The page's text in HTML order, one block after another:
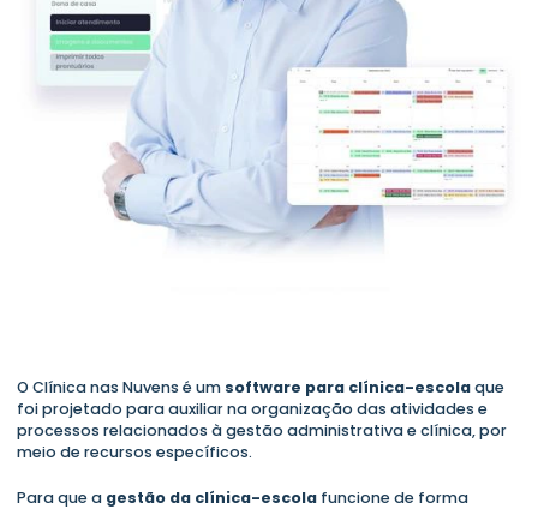
Clínica-Escola e
O Clínica nas Nuvens é um software para clínica-escolaque
foi projetado para auxiliar na organização das atividades e
processos relacionados à gestão administrativa e clínica, por
meio de recursos específicos.
Para que a gestão da clínica-escola funcione de forma